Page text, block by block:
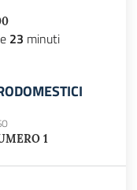
23 minuti
1